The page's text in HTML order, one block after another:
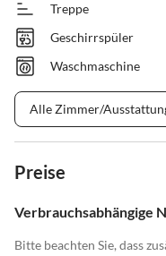
Treppe
Geschirrspüler
Waschmaschine
Alle Zimmer/
Preise
Verbrauchsabhängige
Bitte beachten Sie, dass